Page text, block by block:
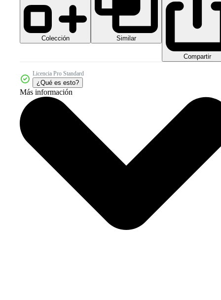
Colección Similar
Compartir
Licencia Pro Standard
¿Qué es esto?
Más información